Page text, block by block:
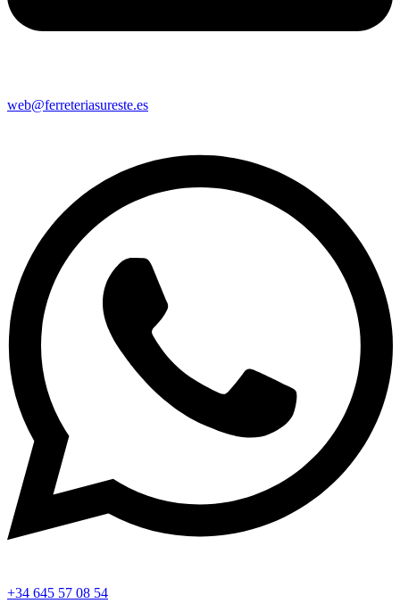
web@ferreteriasureste.es
+34 645 57 08 54